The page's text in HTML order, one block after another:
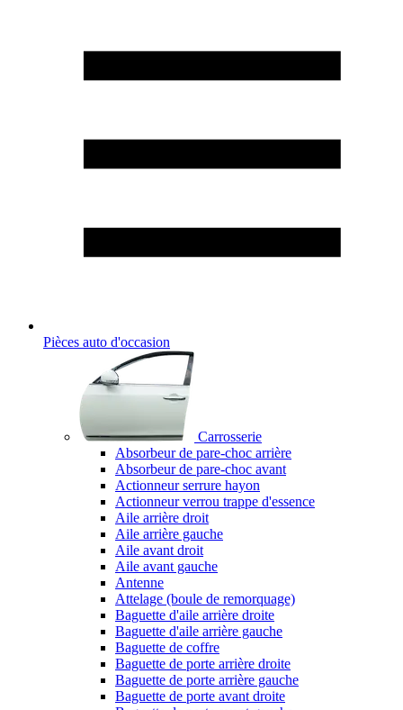
Pièces auto d'occasion
Carrosserie
Absorbeur de pare-choc arrière
Absorbeur de pare-choc avant
Actionneur serrure hayon
Actionneur verrou trappe d'essence
Aile arrière droit
Aile arrière gauche
Aile avant droit
Aile avant gauche
Antenne
Attelage (boule de remorquage)
Baguette d'aile arrière droite
Baguette d'aile arrière gauche
Baguette de coffre
Baguette de porte arrière droite
Baguette de porte arrière gauche
Baguette de porte avant droite